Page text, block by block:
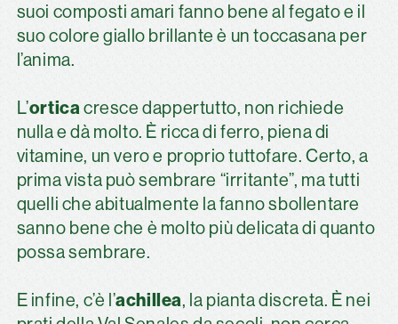
suoi composti amari fanno bene al fegato e il
suo colore giallo brillante è un toccasana per
l’anima.
L’ortica cresce dappertutto, non richiede
nulla e dà molto. È ricca di ferro, piena di
vitamine, un vero e proprio tuttofare. Certo, a
prima vista può sembrare “irritante”, ma tutti
quelli che abitualmente la fanno sbollentare
sanno bene che è molto più delicata di quanto
possa sembrare.
E infine, c’è l’achillea, la pianta discreta. È nei